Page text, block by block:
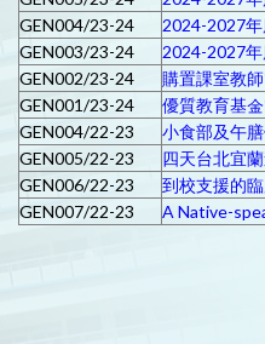
GEN004/23-24
2024-2027
GEN003/23-24
2024-2027
GEN002/23-24
購置課室教
GEN001/23-24
優質教育基
GEN004/22-23
小食部及午
GEN005/22-23
四天台北宜
GEN006/22-23
到校支援的
GEN007/22-23
A Native-